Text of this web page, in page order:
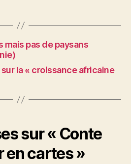
mais pas de paysans
la « croissance africaine
sur « Conte
en cartes »